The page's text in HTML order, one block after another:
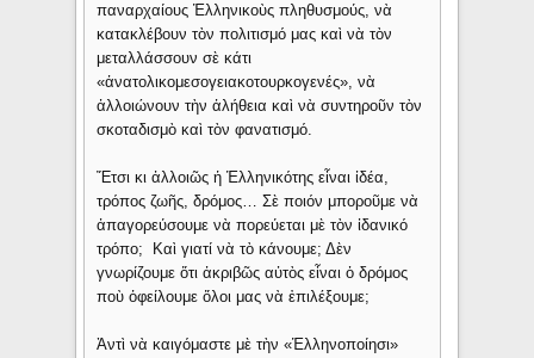
παναρχαίους Ἑλληνικοὺς πληθυσμούς, νὰ
κατακλέβουν τὸν πολιτισμό μας καὶ νὰ τὸν
μεταλλάσσουν σὲ κάτι
«ἀνατολικομεσογειακοτουρκογενές», νὰ
ἀλλοιώνουν τὴν ἀλήθεια καὶ νὰ συντηροῦν τὸν
σκοταδισμὸ καὶ τὸν φανατισμό.
Ἔτσι κι ἀλλοιῶς ἡ Ἑλληνικότης εἶναι ἰδέα,
τρόπος ζωῆς, δρόμος… Σὲ ποιόν μποροῦμε νὰ
ἀπαγορεύσουμε νὰ πορεύεται μὲ τὸν ἰδανικό
τρόπο; Καὶ γιατί νὰ τὸ κάνουμε; Δὲν
γνωρίζουμε ὅτι ἀκριβῶς αὐτὸς εἶναι ὁ δρόμος
ποὺ ὀφείλουμε ὅλοι μας νὰ ἐπιλέξουμε;
Ἀντὶ νὰ καιγόμαστε μὲ τὴν «Ἑλληνοποίησι»